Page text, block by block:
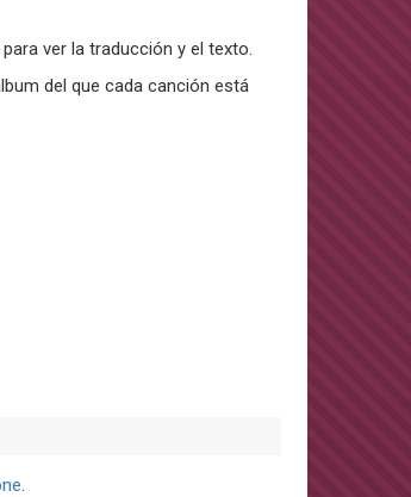
ver la traducción y el texto.
del que cada canción está
.